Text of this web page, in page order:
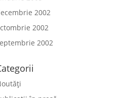
2002
2002
2002